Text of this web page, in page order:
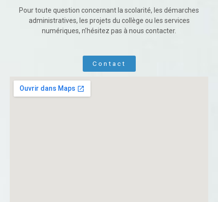
Pour toute question concernant la scolarité, les démarches
administratives, les projets du collège ou les services
numériques, n’hésitez pas à nous contacter.
Contact